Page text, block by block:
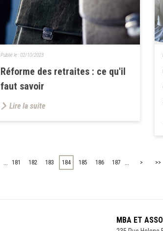
Réforme des retraites : ce qu'il
faut savoir
Publié le :02/10/2023
Lire la suite
... 181 182 183 184 185 186 187 ... > >>
MBA ET